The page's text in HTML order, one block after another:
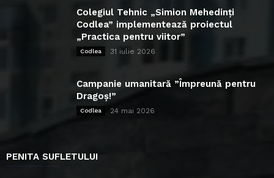
Colegiul Tehnic „Simion Mehedinți
Codlea” implementează proiectul
„Practica pentru viitor”
Codlea 31 iulie 2026
Campanie umanitară ”Împreună pentru
Dragoș!”
Codlea 24 mai 2026
PENITA SUFLETULUI